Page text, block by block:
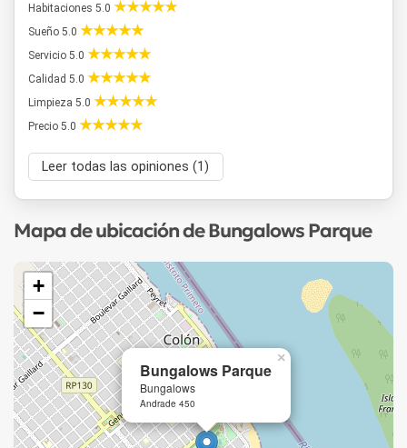
Habitaciones 5.0
Sueño 5.0
Servicio 5.0
Calidad 5.0
Limpieza 5.0
Precio 5.0
Leer todas las opiniones (1)
Mapa de ubicación de Bungalows Parque
Bungalows Parque
Bungalows
Andrade 450
×
+
−